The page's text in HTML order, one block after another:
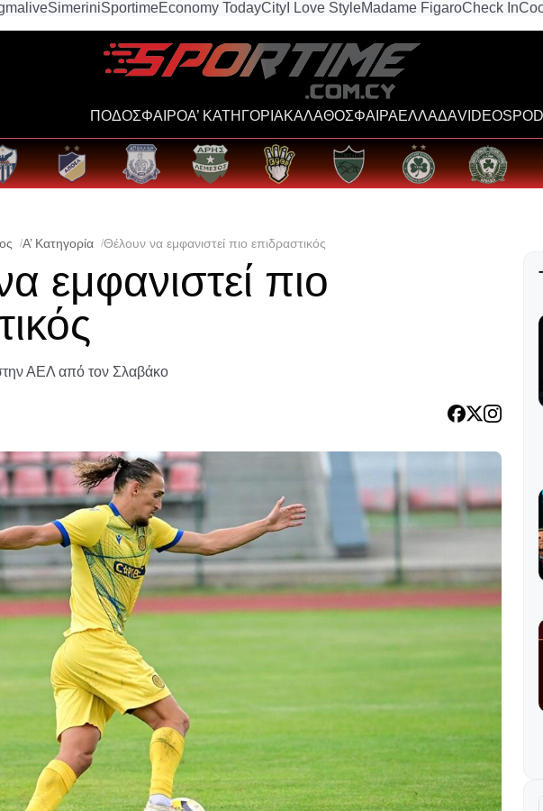
SimeriniSportimeEconomy TodayCity I Love StyleMadame FigaroCheck In
ΠΟΔΟΣΦΑΙΡΟΑ’ ΚΑΤΗΓΟΡΙΑΚΑΛΑΘΟΣΦΑΙΡΑΕΛΛΑΔΑVIDEOS
Α’ Κατηγορία Θέλουν να εμφανιστεί πιο επιδραστικός
εμφανιστεί πιο
ΑΕΛ από τον Σλαβάκο